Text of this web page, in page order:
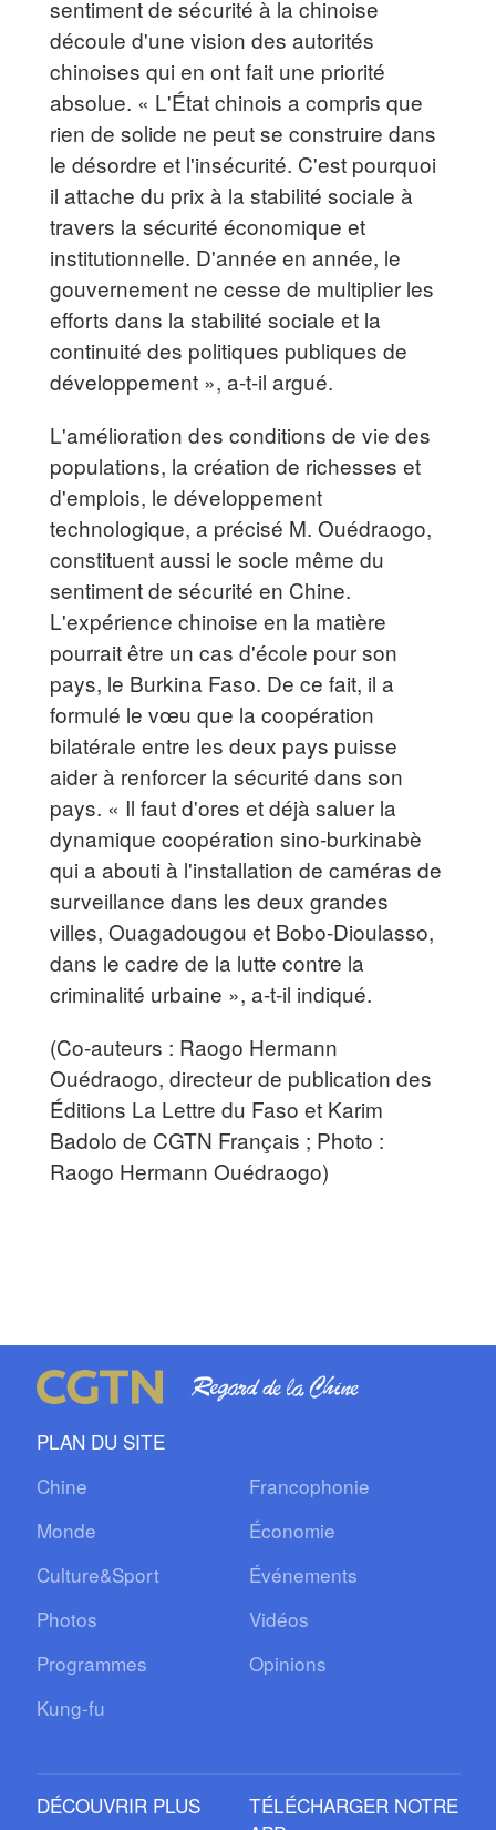
sentiment de sécurité à la chinoise
découle d'une vision des autorités
chinoises qui en ont fait une priorité
absolue. « L'État chinois a compris que
rien de solide ne peut se construire dans
le désordre et l'insécurité. C'est pourquoi
il attache du prix à la stabilité sociale à
travers la sécurité économique et
institutionnelle. D'année en année, le
gouvernement ne cesse de multiplier les
efforts dans la stabilité sociale et la
continuité des politiques publiques de
développement », a-t-il argué.
L'amélioration des conditions de vie des
populations, la création de richesses et
d'emplois, le développement
technologique, a précisé M. Ouédraogo,
constituent aussi le socle même du
sentiment de sécurité en Chine.
L'expérience chinoise en la matière
pourrait être un cas d'école pour son
pays, le Burkina Faso. De ce fait, il a
formulé le vœu que la coopération
bilatérale entre les deux pays puisse
aider à renforcer la sécurité dans son
pays. « Il faut d'ores et déjà saluer la
dynamique coopération sino-burkinabè
qui a abouti à l'installation de caméras de
surveillance dans les deux grandes
villes, Ouagadougou et Bobo-Dioulasso,
dans le cadre de la lutte contre la
criminalité urbaine », a-t-il indiqué.
(Co-auteurs : Raogo Hermann
Ouédraogo, directeur de publication des
Éditions La Lettre du Faso et Karim
Badolo de CGTN Français ; Photo :
Raogo Hermann Ouédraogo)
PLAN DU SITE
Chine
Francophonie
Monde
Économie
Culture&Sport
Événements
Photos
Vidéos
Programmes
Opinions
Kung-fu
DÉCOUVRIR PLUS
TÉLÉCHARGER NOTRE